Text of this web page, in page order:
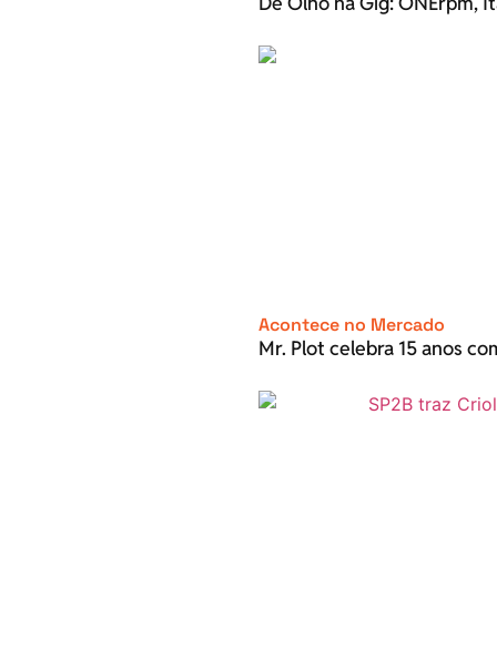
Acontece no Mercado
Mr. Plot celebra 15 anos